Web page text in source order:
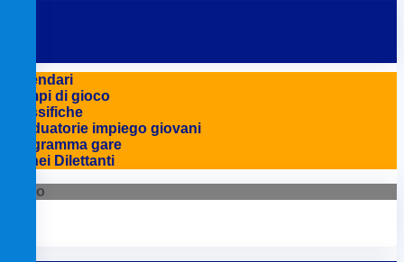
Calendari
Campi di gioco
Classifiche
Graduatorie impiego giovani
Programma gare
Tornei Dilettanti
Fisco